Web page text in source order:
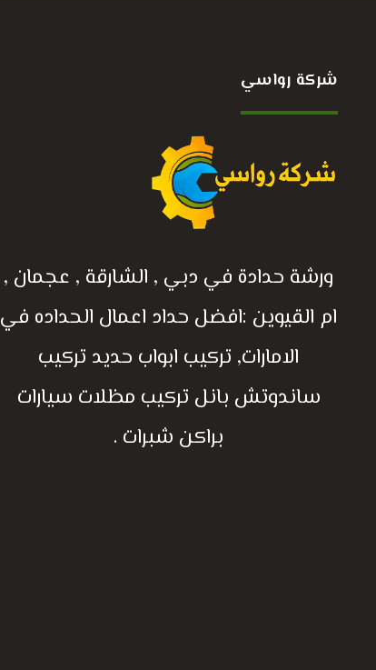
شركة رواسي
ورشة حدادة في دبي , الشارقة , عجمان ,
ام القيوين :افضل حداد اعمال الحداده في
الامارات, تركيب ابواب حديد تركيب
ساندوتش بانل تركيب مظلات سيارات
براكن شبرات .